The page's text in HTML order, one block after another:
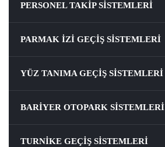
PERSONEL TAKIP SISTEMLERI
PARMAK İZI GEÇIŞ SISTEMLERI
YÜZ TANIMA GEÇIŞ SISTEMLERI
BARIYER OTOPARK SISTEMLERI
TURNIKE GEÇIŞ SISTEMLERI